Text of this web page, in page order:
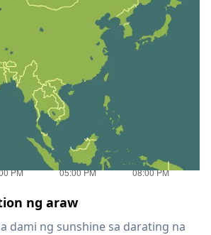
ng araw
dami ng sunshine sa darating na